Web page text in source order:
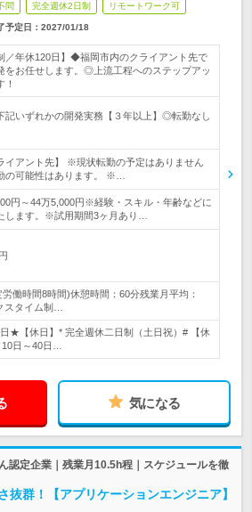
問 完全週休2日制 リモートワーク可
予定日： 2027/01/18
／年休120日】◆福岡市内のクライアント先で
をお任せします。◎上流工程へのステップアッ
！
記いずれかの開発実務【３年以上】◎転勤なし
イアント先】 ※現状転勤の予定はありません
の可能性はあります。 ※…
円～44万5,000円※経験・スキル・年齢などに
します。※試用期間3ヶ月あり…
働時間8時間)休憩時間：60分残業月平均：
スタイム制…
★【休日】* 完全週休二日制（土日祝）# 【休
日～40日…
気になる
認定企業｜残業月10.5h程｜スケジュールを徹
抜群！【アプリケーションエンジニア】